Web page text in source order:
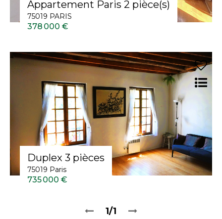
Appartement Paris 2 pièce(s)
75019 PARIS
378 000 €
Duplex 3 pièces
75019 Paris
735 000 €
1/1